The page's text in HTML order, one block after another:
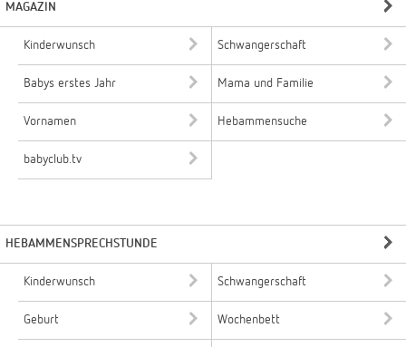
MAGAZIN
Kinderwunsch Schwangerschaft
Babys erstes Jahr Mama und Familie
Vornamen Hebammensuche
babyclub.tv
HEBAMMENSPRECHSTUNDE
Kinderwunsch Schwangerschaft
Geburt Wochenbett